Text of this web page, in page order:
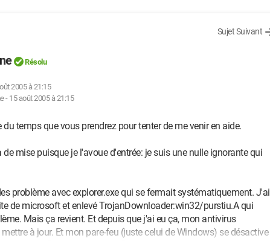
Sujet Suivant
Résolu
2005 à 21:15
- 15 août 2005 à 21:15
temps que vous prendrez pour tenter de me venir en aide.
mise puisque je l'avoue d'entrée: je suis une nulle ignorante qui
problème avec explorer.exe qui se fermait systématiquement. J'ai
de microsoft et enlevé TrojanDownloader:win32/purstiu.A qui
Mais ça revient. Et depuis que j'ai eu ça, mon antivirus
à jour. Et mon pare-feu (juste celui de Windows) se désactive